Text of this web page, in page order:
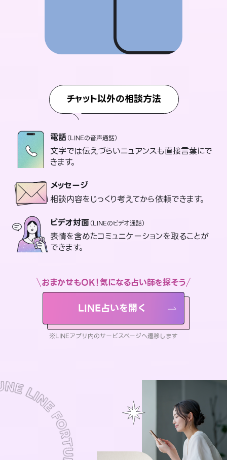
チャット以外の相談方法
電話（LINEの音声通話）
文字では伝えづらいニュアンスも直接言葉にで
きます。
メッセージ
相談内容をじっくり考えてから依頼できます。
ビデオ対面（LINEのビデオ通話）
表情を含めたコミュニケーションを取ることが
できます。
おまかせもOK！気になる占い師を探そう
LINE占いを開く
※LINEアプリ内のサービスページへ遷移します